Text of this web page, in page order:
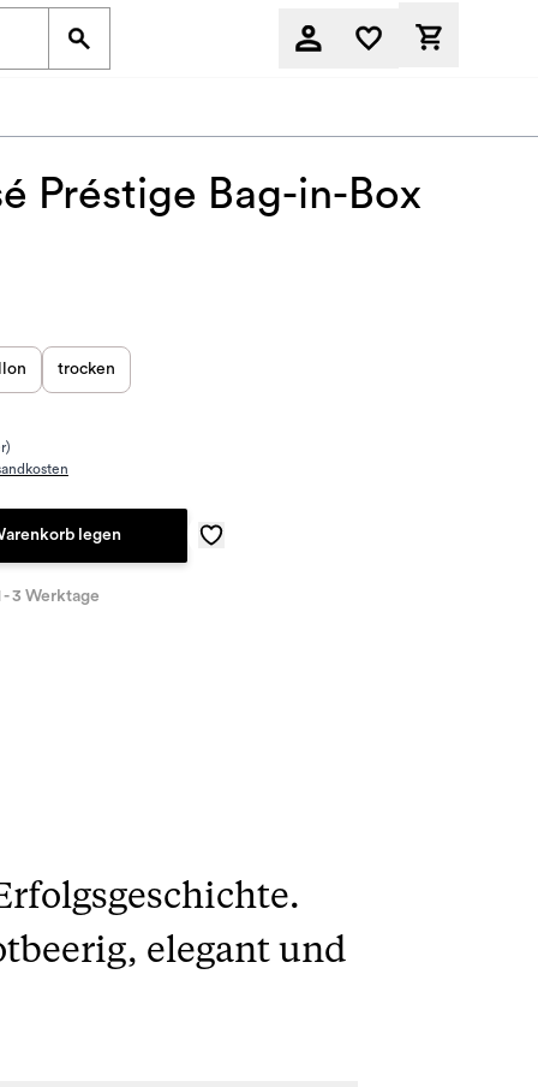
Préstige Bag-in-Box
trocken
legen
3 Werktage
elegant und